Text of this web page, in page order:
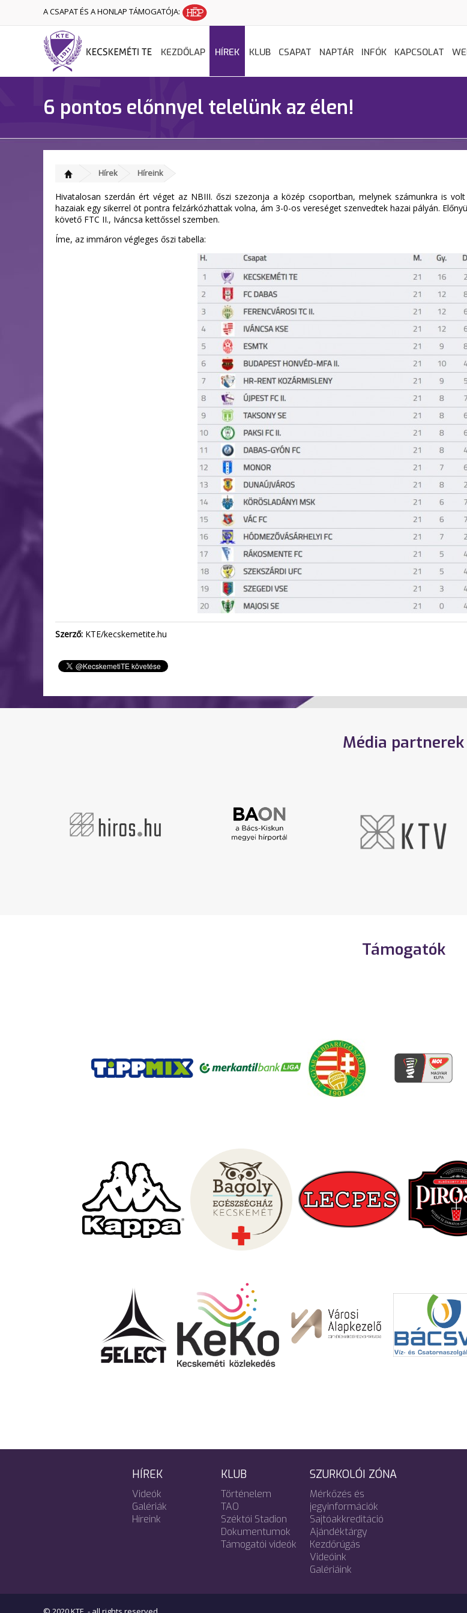
A CSAPAT ÉS A HONLAP TÁMOGATÓJA:
KEZDŐLAP HÍREK KLUB CSAPAT NAPTÁR INFÓK KAPCSOLAT
6 pontos előnnyel telelünk az élen!
Hírek Híreink
Hivatalosan szerdán ért véget az NBIII. őszi szezonja a közép csoportban, melynek számunkra is
hazaiak egy sikerrel öt pontra felzárkózhattak volna, ám 3-0-os vereséget szenvedtek hazai pályán.
követő FTC II., Iváncsa kettőssel szemben.
Íme, az immáron végleges őszi tabella:
Szerző: KTE/kecskemetite.hu
Média partnerek
Támogatók
HÍREK
Videók
Galériák
Híreink
KLUB
Történelem
TAO
Széktói Stadion
Dokumentumok
Támogatói videók
SZURKOLÓI ZÓNA
Mérkőzés és
jegyinformációk
Sajtóakkreditáció
Ajándéktárgy
Kezdőrúgás
Videóink
Galériáink